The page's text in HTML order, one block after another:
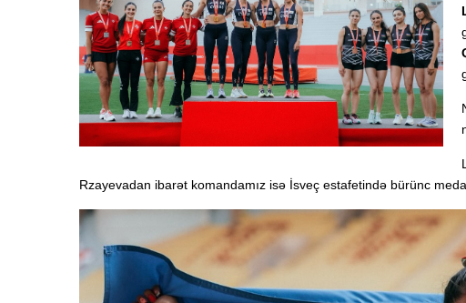
Rzayevadan ibarət komandamız isə İsveç estafetində bürünc